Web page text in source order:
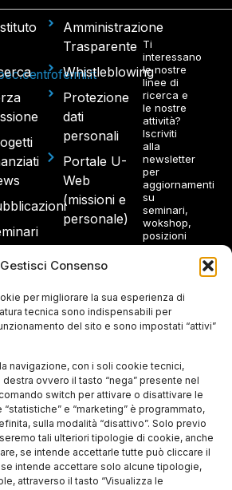
Gestisci Consenso
per migliorare la sua esperienza di
tecnica sono indispensabili per
del sito e sono impostati “attivi”
navigazione, con i soli cookie tecnici,
destra ovvero il tasto “nega” presente nel
switch per attivare o disattivare le
e “marketing” è programmato,
sulla modalità “disattivo”. Solo previo
tali ulteriori tipologie di cookie, anche
se intende accettarle tutte può cliccare il
intende accettare solo alcune tipologie,
attraverso il tasto “Visualizza le
Amministrazione
Trasparente
Whistleblowing
Protezione
dati
personali
Portale U-
Web
(missioni e
personale)
Ti
interessano
le nostre
linee di
ricerca e
le nostre
attività?
Iscriviti
alla
newsletter
per
aggiornamenti
su
seminari,
wokshop,
posizioni
aperte.
Ho
letto e
accetto
trattamento
dei dati
personali